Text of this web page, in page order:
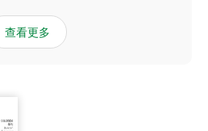
查看更多